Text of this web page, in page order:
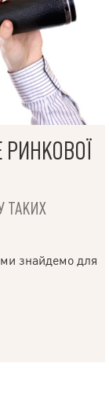
ТАКИХ
знайдемо для